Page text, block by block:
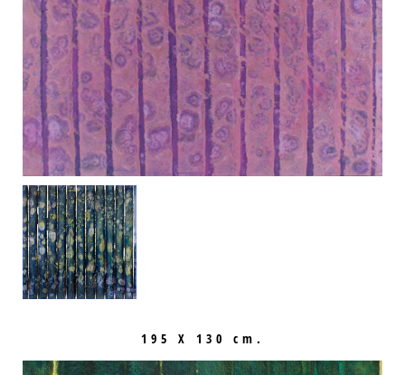
195 X 130 cm.